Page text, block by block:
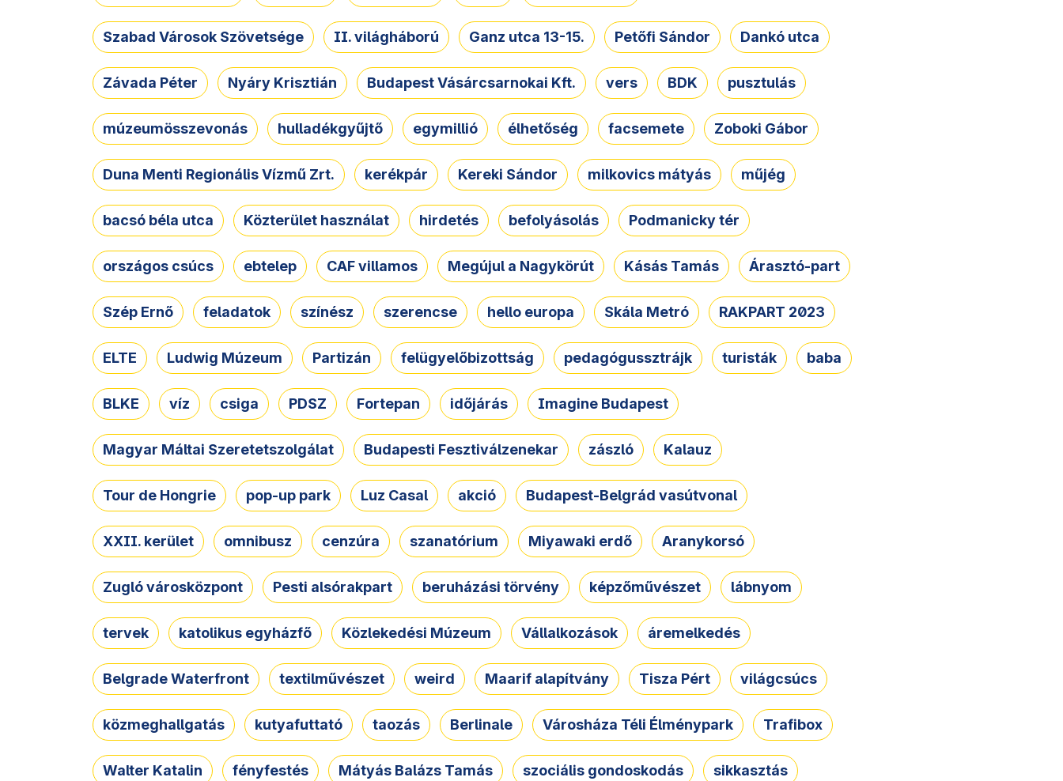
Szabad Városok Szövetsége II. világháború Ganz utca 13-15. Petőfi Sándor Dankó utca
Závada Péter Nyáry Krisztián Budapest Vásárcsarnokai Kft. vers BDK pusztulás
múzeumösszevonás hulladékgyűjtő egymillió élhetőség facsemete Zoboki Gábor
Duna Menti Regionális Vízmű Zrt. kerékpár Kereki Sándor milkovics mátyás műjég
bacsó béla utca Közterület használat hirdetés befolyásolás Podmanicky tér
országos csúcs ebtelep CAF villamos Megújul a Nagykörút Kásás Tamás Árasztó-part
Szép Ernő feladatok színész szerencse hello europa Skála Metró RAKPART 2023
ELTE Ludwig Múzeum Partizán felügyelőbizottság pedagógussztrájk turisták baba
BLKE víz csiga PDSZ Fortepan időjárás Imagine Budapest
Magyar Máltai Szeretetszolgálat Budapesti Fesztiválzenekar zászló Kalauz
Tour de Hongrie pop-up park Luz Casal akció Budapest-Belgrád vasútvonal
XXII. kerület omnibusz cenzúra szanatórium Miyawaki erdő Aranykorsó
Zugló városközpont Pesti alsórakpart beruházási törvény képzőművészet lábnyom
tervek katolikus egyházfő Közlekedési Múzeum Vállalkozások áremelkedés
Belgrade Waterfront textilművészet weird Maarif alapítvány Tisza Pért világcsúcs
közmeghallgatás kutyafuttató taozás Berlinale Városháza Téli Élménypark Trafibox
Walter Katalin fényfestés Mátyás Balázs Tamás szociális gondoskodás sikkasztás